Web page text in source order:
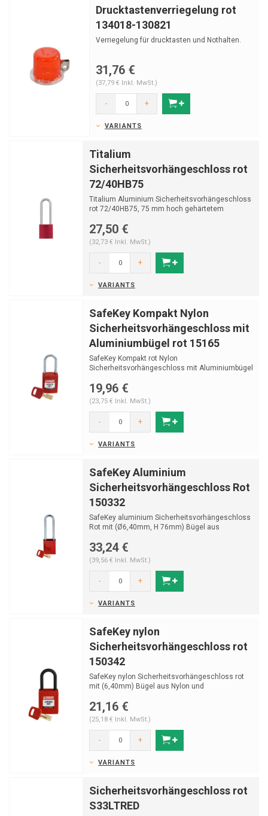
Drucktastenverriegelung rot
134018-130821
Verriegelung für drucktasten und Nothalten.
31,76 €
(37,79 € Inkl. MwSt.)
- +
VARIANTS
Titalium
Sicherheitsvorhängeschloss rot
72/40HB75
Titalium Aluminium Sicherheitsvorhängeschloss
rot 72/40HB75, 75 mm hoch gehärtetem
27,50 €
(32,73 € Inkl. MwSt.)
- +
VARIANTS
SafeKey Kompakt Nylon
Sicherheitsvorhängeschloss mit
Aluminiumbügel rot 15165
SafeKey Kompakt rot Nylon
Sicherheitsvorhängeschloss mit Aluminiumbügel
19,96 €
(23,75 € Inkl. MwSt.)
- +
VARIANTS
SafeKey Aluminium
Sicherheitsvorhängeschloss Rot
150332
SafeKey aluminium Sicherheitsvorhängeschloss
Rot mit (Ø6,40mm, H 76mm) Bügel aus
33,24 €
(39,56 € Inkl. MwSt.)
- +
VARIANTS
SafeKey nylon
Sicherheitsvorhängeschloss rot
150342
SafeKey nylon Sicherheitsvorhängeschloss rot
mit (6,40mm) Bügel aus Nylon und
21,16 €
(25,18 € Inkl. MwSt.)
- +
VARIANTS
Sicherheitsvorhängeschloss rot
S33LTRED